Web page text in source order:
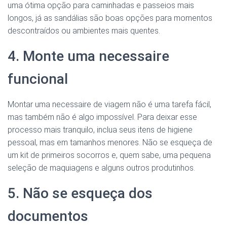
uma ótima opção para caminhadas e passeios mais
longos, já as sandálias são boas opções para momentos
descontraídos ou ambientes mais quentes.
4. Monte uma necessaire
funcional
Montar uma necessaire de viagem não é uma tarefa fácil,
mas também não é algo impossível. Para deixar esse
processo mais tranquilo, inclua seus itens de higiene
pessoal, mas em tamanhos menores. Não se esqueça de
um kit de primeiros socorros e, quem sabe, uma pequena
seleção de maquiagens e alguns outros produtinhos.
5. Não se esqueça dos
documentos